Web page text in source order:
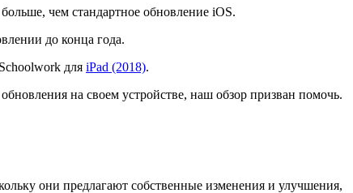
чем стандартное обновление iOS.
до конца года.
для iPad (2018).
на своем устройстве, наш обзор призван помочь.
они предлагают собственные изменения и улучшения,